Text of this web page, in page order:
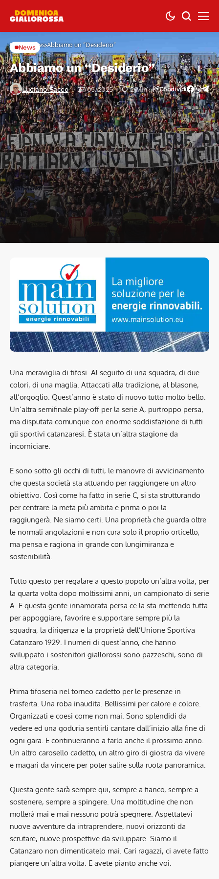
Home News Abbiamo un “Desiderio”
News
Abbiamo un “Desiderio”
Luciano Sacco 27/05/2025 2 Min Condividi
Una meraviglia di tifosi. Al seguito di una squadra, di due
colori, di una maglia. Attaccati alla tradizione, al blasone,
all’orgoglio. Quest’anno è stato di nuovo tutto molto bello.
Un’altra semifinale play-off per la serie A, purtroppo persa,
ma disputata comunque con enorme soddisfazione di tutti
gli sportivi catanzaresi. È stata un’altra stagione da
incorniciare.
E sono sotto gli occhi di tutti, le manovre di avvicinamento
che questa società sta attuando per raggiungere un altro
obiettivo. Così come ha fatto in serie C, si sta strutturando
per centrare la meta più ambita e prima o poi la
raggiungerà. Ne siamo certi. Una proprietà che guarda oltre
le normali angolazioni e non cura solo il proprio orticello,
ma pensa e ragiona in grande con lungimiranza e
sostenibilità.
Tutto questo per regalare a questo popolo un’altra volta, per
la quarta volta dopo moltissimi anni, un campionato di serie
A. E questa gente innamorata persa ce la sta mettendo tutta
per appoggiare, favorire e supportare sempre più la
squadra, la dirigenza e la proprietà dell’Unione Sportiva
Catanzaro 1929. I numeri di quest’anno, che hanno
sviluppato i sostenitori giallorossi sono pazzeschi, sono di
altra categoria.
Prima tifoseria nel torneo cadetto per le presenze in
trasferta. Una roba inaudita. Bellissimi per calore e colore.
Organizzati e coesi come non mai. Sono splendidi da
vedere ed una goduria sentirli cantare dall’inizio alla fine di
ogni gara. E continueranno a farlo anche il prossimo anno.
Un altro carosello cadetto, un altro giro di giostra da vivere
e magari da vincere per poter salire sulla ruota panoramica.
Questa gente sarà sempre qui, sempre a fianco, sempre a
sostenere, sempre a spingere. Una moltitudine che non
mollerà mai e mai nessuno potrà spegnere. Aspettatevi
nuove avventure da intraprendere, nuovi orizzonti da
scrutare, nuove prospettive da sviluppare. Siamo il
Catanzaro non dimenticatelo mai. Cari ragazzi, ci avete fatto
piangere un’altra volta. E avete pianto anche voi.